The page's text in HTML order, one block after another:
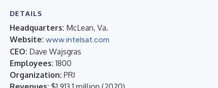
DETAILS
Headquarters: McLean, Va.
Website: www.intelsat.com
CEO: Dave Wajsgras
Employees: 1800
Organization: PRI